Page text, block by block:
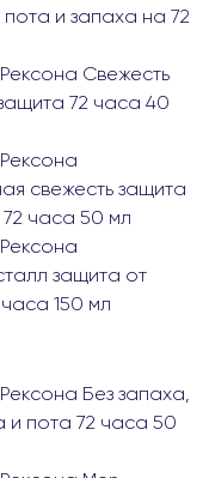
и запаха на 72
Свежесть
72 часа 40
свежесть защита
часа 50 мл
защита от
150 мл
Без запаха,
и пота 72 часа 50